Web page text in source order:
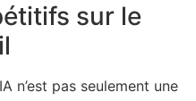
sur le
n’est pas seulement une